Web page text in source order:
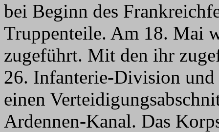
bei Beginn des
Truppenteile. Am 18. Mai
zugeführt. Mit den ihr
26. Infanterie-Division
einen
Ardennen-Kanal. Das